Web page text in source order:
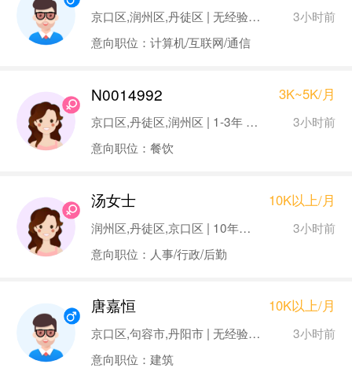
京口区,润州区,丹徒区 | 无经验 | 本科
3小时前
意向职位：计算机/互联网/通信
N0014992 3K~5K/月
京口区,丹徒区,润州区 | 1-3年 | 大专
3小时前
意向职位：餐饮
汤女士 10K以上/月
润州区,丹徒区,京口区 | 10年以上 | 本科
3小时前
意向职位：人事/行政/后勤
唐嘉恒 10K以上/月
京口区,句容市,丹阳市 | 无经验 | 硕士
3小时前
意向职位：建筑